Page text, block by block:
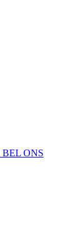
BEL ONS